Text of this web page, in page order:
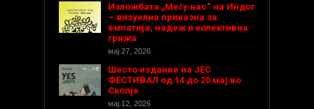
Изложбата „Меѓу нас“ на Индог
– визуелна приказна за
емпатија, надеж и колективна
грижа
мај 27, 2026
Шесто издание на ЈЕС
ФЕСТИВАЛ од 14 до 20 мај во
Скопје
мај 12, 2026